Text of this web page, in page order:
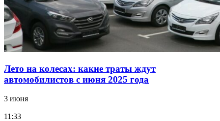
Лето на колесах: какие траты ждут
автомобилистов с июня 2025 года
3 июня
11:33